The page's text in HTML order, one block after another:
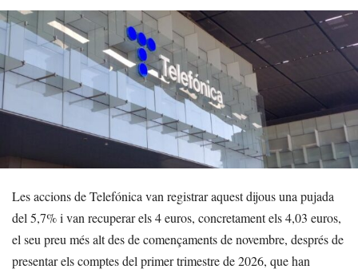
Les accions de Telefónica van registrar aquest dijous una pujada
del 5,7% i van recuperar els 4 euros, concretament els 4,03 euros,
el seu preu més alt des de començaments de novembre, després de
presentar els comptes del primer trimestre de 2026, que han